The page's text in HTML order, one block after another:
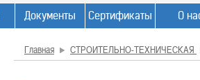
Документы Сертификаты О
Главная СТРОИТЕЛЬНО-ТЕХНИЧЕСКАЯ